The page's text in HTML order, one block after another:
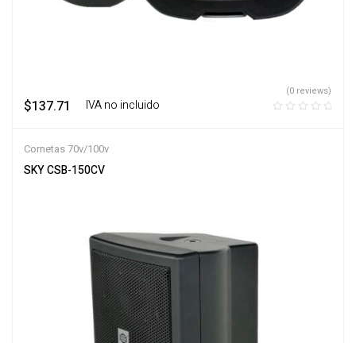
$137.71 ‎ ‎ ‎ IVA no incluido
(0 reviews)
Cornetas 70v/100v
SKY CSB-150CV